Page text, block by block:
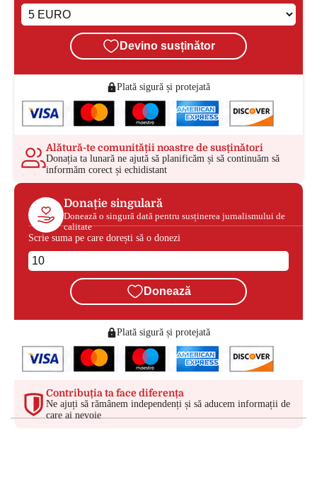
Devino susținător
Plată sigură și protejată
Alătură-te comunității noastre de susținători
Donația ta lunară ne ajută să planificăm și să continuăm să
informăm corect și echidistant
Donație singulară
Donează o singură dată pentru susținerea jurnalismului de
calitate
Scrie suma pe care dorești să o donezi
Donează
Plată sigură și protejată
Contribuția ta face diferența
Ne ajuți să rămânem independenți și să aducem informații de
care ai nevoie